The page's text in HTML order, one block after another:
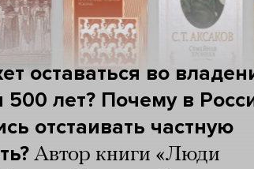
оставаться во
лет? Почему в
отстаивать частную
Автор книги «Люди